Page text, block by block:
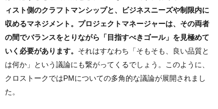
ィスト側のクラフトマンシップと、ビジネスニーズや制限内に
収めるマネジメント。プロジェクトマネージャーは、その両者
の間でバランスをとりながら「目指すべきゴール」を見極めて
いく必要があります。 それはすなわち「そもそも、良い品質と
は何か」という議論にも繋がってくるでしょう。このように、
クロストークではPMについての多角的な議論が展開されまし
た。